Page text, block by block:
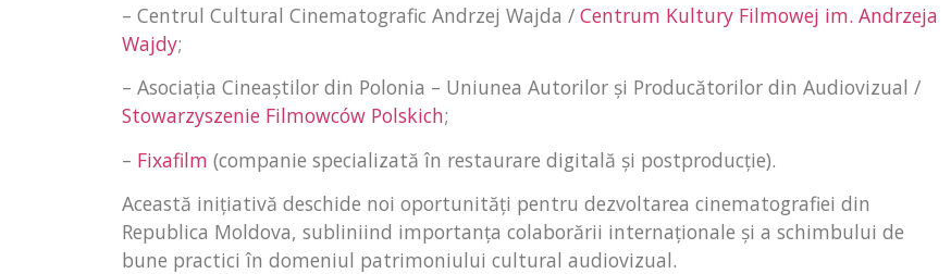
– Centrul Cultural Cinematografic Andrzej Wajda / Centrum Kultury Filmowej im. Andrzeja
Wajdy;
– Asociația Cineaștilor din Polonia – Uniunea Autorilor și Producătorilor din Audiovizual /
Stowarzyszenie Filmowców Polskich;
– Fixafilm (companie specializată în restaurare digitală și postproducție).
Această inițiativă deschide noi oportunități pentru dezvoltarea cinematografiei din
Republica Moldova, subliniind importanța colaborării internaționale și a schimbului de
bune practici în domeniul patrimoniului cultural audiovizual.